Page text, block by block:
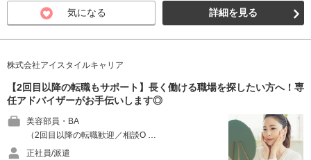
気になる 詳細を見る
株式会社アイスタイルキャリア
【2回目以降の転職もサポート】長く働ける職場を探したい方へ！専
任アドバイザーがお手伝いします◎
美容部員・BA
（2回目以降の転職歓迎／相談O …
正社員/派遣